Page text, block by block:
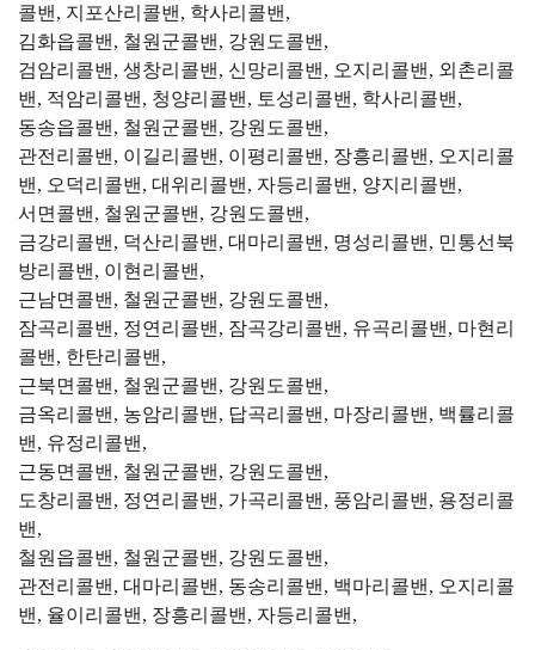
콜밴, 지포산리콜밴, 학사리콜밴,
김화읍콜밴, 철원군콜밴, 강원도콜밴,
검암리콜밴, 생창리콜밴, 신망리콜밴, 오지리콜밴, 외촌리콜
밴, 적암리콜밴, 청양리콜밴, 토성리콜밴, 학사리콜밴,
동송읍콜밴, 철원군콜밴, 강원도콜밴,
관전리콜밴, 이길리콜밴, 이평리콜밴, 장흥리콜밴, 오지리콜
밴, 오덕리콜밴, 대위리콜밴, 자등리콜밴, 양지리콜밴,
서면콜밴, 철원군콜밴, 강원도콜밴,
금강리콜밴, 덕산리콜밴, 대마리콜밴, 명성리콜밴, 민통선북
방리콜밴, 이현리콜밴,
근남면콜밴, 철원군콜밴, 강원도콜밴,
잠곡리콜밴, 정연리콜밴, 잠곡강리콜밴, 유곡리콜밴, 마현리
콜밴, 한탄리콜밴,
근북면콜밴, 철원군콜밴, 강원도콜밴,
금옥리콜밴, 농암리콜밴, 답곡리콜밴, 마장리콜밴, 백률리콜
밴, 유정리콜밴,
근동면콜밴, 철원군콜밴, 강원도콜밴,
도창리콜밴, 정연리콜밴, 가곡리콜밴, 풍암리콜밴, 용정리콜
밴,
철원읍콜밴, 철원군콜밴, 강원도콜밴,
관전리콜밴, 대마리콜밴, 동송리콜밴, 백마리콜밴, 오지리콜
밴, 율이리콜밴, 장흥리콜밴, 자등리콜밴,